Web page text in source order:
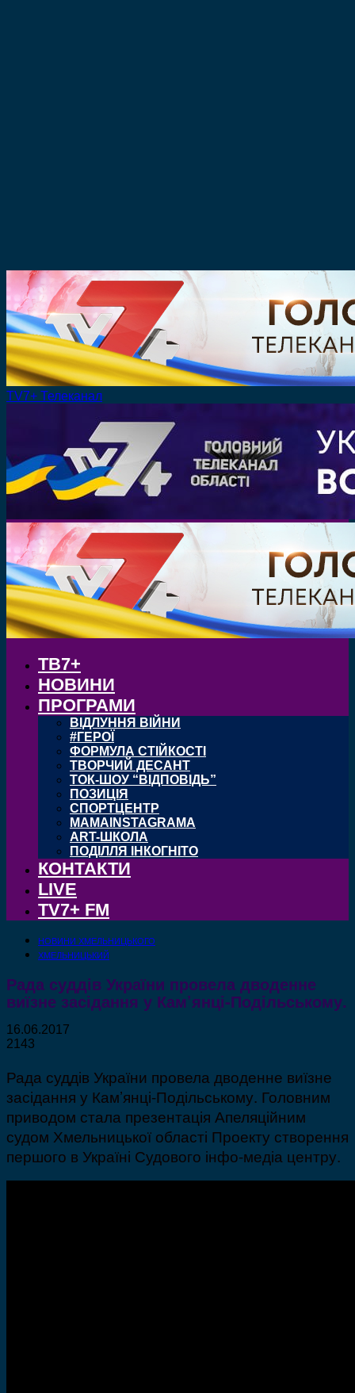
TV7+ Телеканал
ТВ7+
НОВИНИ
ПРОГРАМИ
ВІДЛУННЯ ВІЙНИ
#ГЕРОЇ
ФОРМУЛА СТІЙКОСТІ
ТВОРЧИЙ ДЕСАНТ
ТОК-ШОУ “ВІДПОВІДЬ”
ПОЗИЦІЯ
СПОРТЦЕНТР
MAMAINSTAGRAMA
ART-ШКОЛА
ПОДІЛЛЯ ІНКОГНІТО
КОНТАКТИ
LIVE
TV7+ FM
НОВИНИ ХМЕЛЬНИЦЬКОГО
ХМЕЛЬНИЦЬКИЙ
Рада суддів України провела дводенне
виїзне засідання у Кам’янці-Подільському.
16.06.2017
2143
Рада суддів України провела дводенне виїзне
засідання у Кам’янці-Подільському. Головним
приводом стала презентація Апеляційним
судом Хмельницької області Проекту створення
першого в Україні Судового інфо-медіа центру.